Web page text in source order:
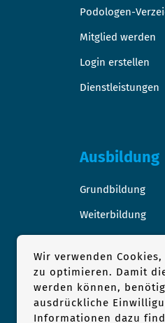
Podologen-
Mitglied werden
Login erstellen
Dienstleistungen
Ausbildung
Grundbildung
Weiterbildung
Podologie
Wir verwenden
zu optimieren. Damit
werden können,
ausdrückliche
Informationen dazu